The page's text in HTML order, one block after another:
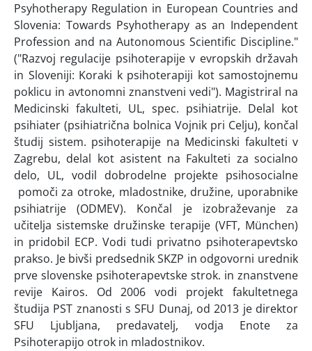
Psyhotherapy Regulation in European Countries and
Slovenia: Towards Psyhotherapy as an Independent
Profession and na Autonomous Scientific Discipline."
("Razvoj regulacije psihoterapije v evropskih državah
in Sloveniji: Koraki k psihoterapiji kot samostojnemu
poklicu in avtonomni znanstveni vedi"). Magistriral na
Medicinski fakulteti, UL, spec. psihiatrije. Delal kot
psihiater (psihiatrična bolnica Vojnik pri Celju), končal
študij sistem. psihoterapije na Medicinski fakulteti v
Zagrebu, delal kot asistent na Fakulteti za socialno
delo, UL, vodil dobrodelne projekte psihosocialne
pomoči za otroke, mladostnike, družine, uporabnike
psihiatrije (ODMEV). Končal je izobraževanje za
učitelja sistemske družinske terapije (VFT, München)
in pridobil ECP. Vodi tudi privatno psihoterapevtsko
prakso. Je bivši predsednik SKZP in odgovorni urednik
prve slovenske psihoterapevtske strok. in znanstvene
revije Kairos. Od 2006 vodi projekt fakultetnega
študija PST znanosti s SFU Dunaj, od 2013 je direktor
SFU Ljubljana, predavatelj, vodja Enote za
Psihoterapijo otrok in mladostnikov.